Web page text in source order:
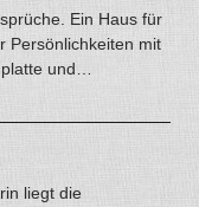
Ein Haus für
Persönlichkeiten mit
und…
liegt die